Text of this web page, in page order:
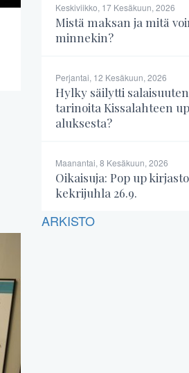
Keskiviikko, 17 Kesäkuun, 2026
Mistä maksan ja mitä
minnekin?
Perjantai, 12 Kesäkuun, 2026
Hylky säilytti
tarinoita Kissalahteen
aluksesta?
Maanantai, 8 Kesäkuun, 2026
Oikaisuja: Pop up
kekrijuhla 26.9.
ARKISTO